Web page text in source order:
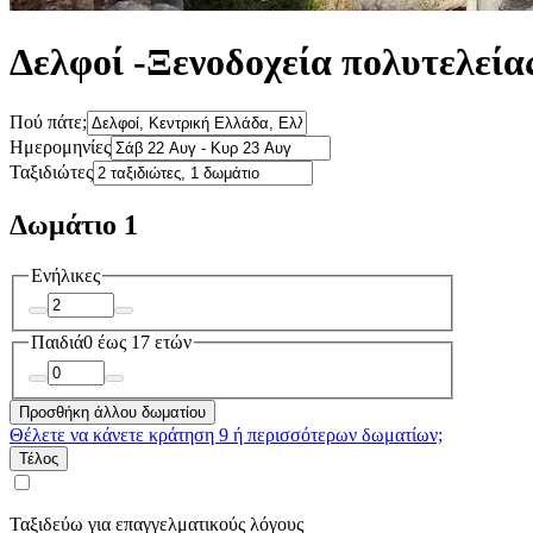
Δελφοί -Ξενοδοχεία
Πού πάτε;
Ημερομηνίες
Ταξιδιώτες
Δωμάτιο 1
Ενήλικες
Παιδιά0 έως 17 ετών
Προσθήκη άλλου δωματίου
Θέλετε να κάνετε κράτηση 9 ή περισσότερων δωματίων;
Τέλος
Ταξιδεύω για επαγγελματικούς λόγους